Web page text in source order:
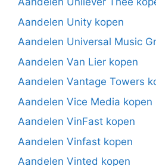
Aandelen Unity kopen
Aandelen Universal Music
Aandelen Van Lier kopen
Aandelen Vantage Towers
Aandelen Vice Media kopen
Aandelen VinFast kopen
Aandelen Vinfast kopen
Aandelen Vinted kopen